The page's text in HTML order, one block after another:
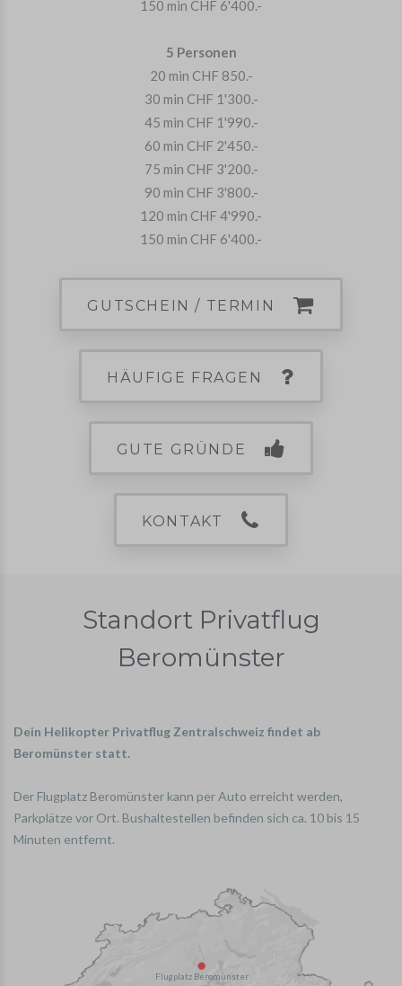
150 min CHF 6'400.-
5 Personen
20 min CHF 850.-
30 min CHF 1'300.-
45 min CHF 1'990.-
60 min CHF 2'450.-
75 min CHF 3'200.-
90 min CHF 3'800.-
120 min CHF 4'990.-
150 min CHF 6'400.-
GUTSCHEIN / TERMIN
HÄUFIGE FRAGEN
GUTE GRÜNDE
KONTAKT
Standort Privatflug
Beromünster
Dein Helikopter Privatflug Zentralschweiz findet ab
Beromünster statt.
Der Flugplatz Beromünster kann per Auto erreicht werden,
Parkplätze vor Ort. Bushaltestellen befinden sich ca. 10 bis 15
Minuten entfernt.
Flugplatz Beromünster